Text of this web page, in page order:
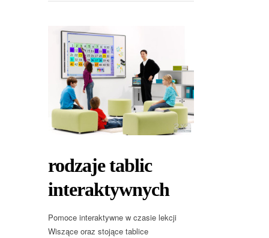
rodzaje tablic
interaktywnych
Pomoce interaktywne w czasie lekcji
Wiszące oraz stojące tablice